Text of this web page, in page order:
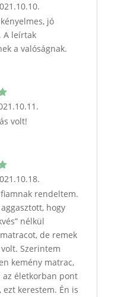
jó
A leírtak
a valóságnak.
volt!
rendeltem.
hogy
nélkül
de remek
Szerintem
kemény matrac,
az életkorban pont
kerestem. Én is